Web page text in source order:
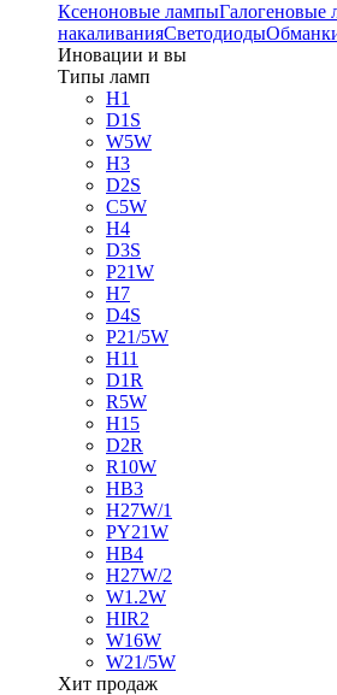
Ксеноновые лампыГалогеновые
накаливанияСветодиоды
Иновации и вы
Типы ламп
H1
D1S
W5W
H3
D2S
C5W
H4
D3S
P21W
H7
D4S
P21/5W
H11
D1R
R5W
H15
D2R
R10W
HB3
H27W/1
PY21W
HB4
H27W/2
W1.2W
HIR2
W16W
W21/5W
Хит продаж